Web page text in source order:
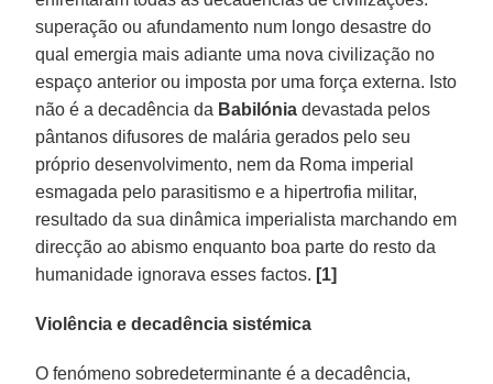
superação ou afundamento num longo desastre do
qual emergia mais adiante uma nova civilização no
espaço anterior ou imposta por uma força externa. Isto
não é a decadência da Babilónia devastada pelos
pântanos difusores de malária gerados pelo seu
próprio desenvolvimento, nem da Roma imperial
esmagada pelo parasitismo e a hipertrofia militar,
resultado da sua dinâmica imperialista marchando em
direcção ao abismo enquanto boa parte do resto da
humanidade ignorava esses factos. [1]
Violência e decadência sistémica
O fenómeno sobredeterminante é a decadência,